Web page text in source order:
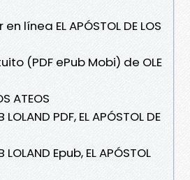
línea EL APÓSTOL DE LOS
(PDF ePub Mobi) de OLE
ATEOS
LOLAND PDF, EL APÓSTOL DE
LOLAND Epub, EL APÓSTOL